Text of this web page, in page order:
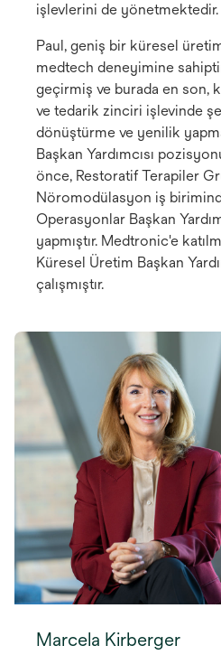
işlevlerini de yönetmektedir.
Paul, geniş bir küresel
medtech deneyimine
geçirmiş ve burada en son,
ve tedarik zinciri işlevinde
dönüştürme ve yenilik
Başkan Yardımcısı
önce, Restoratif Terapiler
Nöromodülasyon iş
Operasyonlar Başkan
yapmıştır. Medtronic'e
Küresel Üretim Başkan
çalışmıştır.
Marcela Kirberger